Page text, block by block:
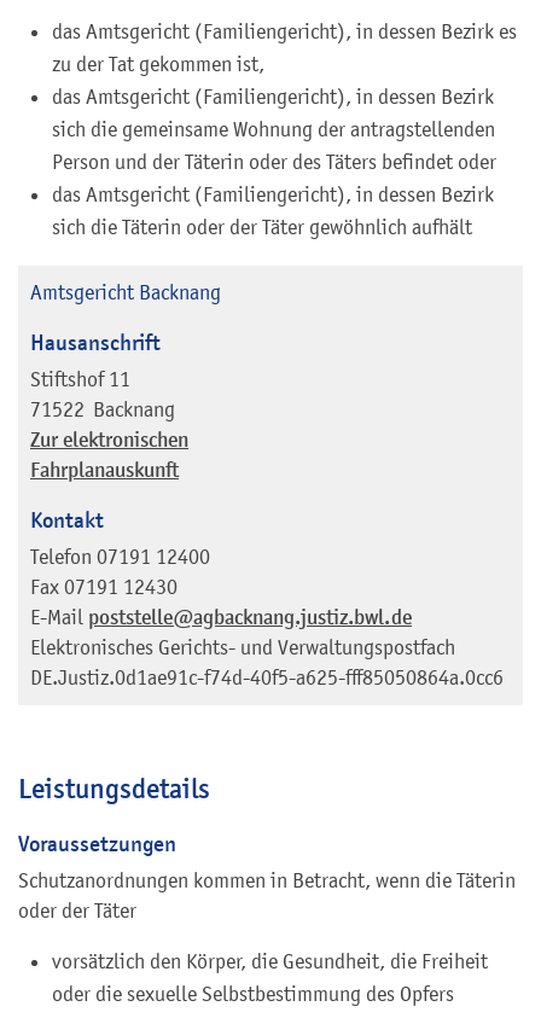
das Amtsgericht (Familiengericht), in dessen Bezirk es
zu der Tat gekommen ist,
das Amtsgericht (Familiengericht), in dessen Bezirk
sich die gemeinsame Wohnung der antragstellenden
Person und der Täterin oder des Täters befindet oder
das Amtsgericht (Familiengericht), in dessen Bezirk
sich die Täterin oder der Täter gewöhnlich aufhält
Amtsgericht Backnang
Hausanschrift
Stiftshof 11
71522 Backnang
Zur elektronischen
Fahrplanauskunft
Kontakt
Telefon 07191 12400
Fax 07191 12430
E-Mail poststelle@agbacknang.justiz.bwl.de
Elektronisches Gerichts- und Verwaltungspostfach
DE.Justiz.0d1ae91c-f74d-40f5-a625-fff85050864a.0cc6
Leistungsdetails
Voraussetzungen
Schutzanordnungen kommen in Betracht, wenn die Täterin
oder der Täter
vorsätzlich den Körper, die Gesundheit, die Freiheit
oder die sexuelle Selbstbestimmung des Opfers